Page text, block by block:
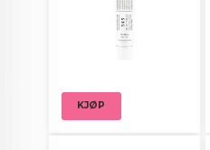
Bruksanvisning:
Påfør jevnt på huden
forsiktig for å fremme
KJØP